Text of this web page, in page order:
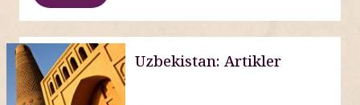
Uzbekistan: Artikler